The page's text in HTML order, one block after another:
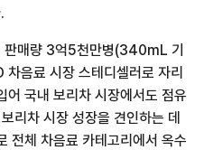
.
판매량 3억5천만병(340mL 기
차음료 시장 스테디셀러로 자리
어 국내 보리차 시장에서도 점유
리차 시장 성장을 견인하는 데
전체 차음료 카테고리에서 옥수